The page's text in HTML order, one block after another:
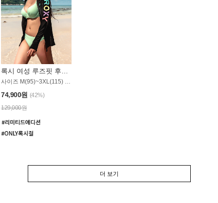
록시 여성 루즈핏 후드 래쉬가드 WT900BRX
사이즈 M(95)~3XL(115) / 롱기장 타입
74,900원 (42%)
129,000원
더 보기